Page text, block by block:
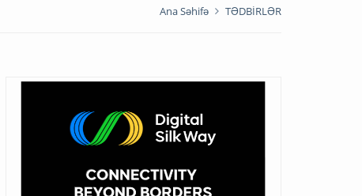
Ana Səhifə TƏDBİRLƏR